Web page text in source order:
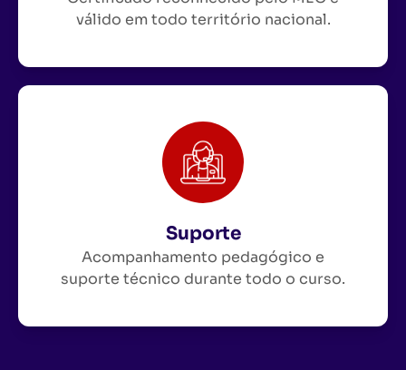
válido em todo território nacional.
Suporte
Acompanhamento pedagógico e
suporte técnico durante todo o curso.